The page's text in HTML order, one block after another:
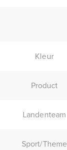
Kleur
Product
Landenteam
Sport/Theme